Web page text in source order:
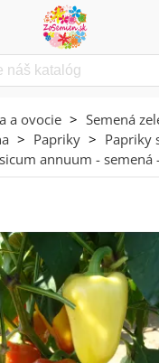
a ovocie > Semená
> Papriky > Papriky
annuum - semená